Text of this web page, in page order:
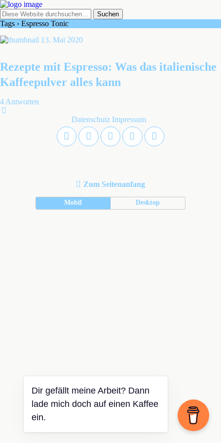
Tags › Espresso Tonic
13. Mai 2020
Rezepte mit Espresso: Was das italienische
Kaffeepulver alles kann
4 Antworten
Datenschutz Impressum
Zum Seitenanfang
Mobil Desktop
Dir gefällt meine Arbeit? Dann
lade mich doch auf einen Kaffee
ein.